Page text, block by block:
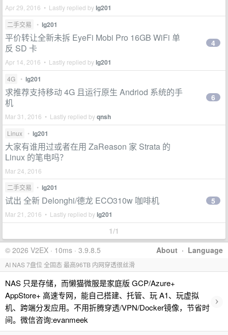
Apr 29, 2016 • Lastly replied bylg201
二手交易 • lg201
平价转让全新未拆 EyeFi Mobi Pro 16GB WiFi 单
反 SD 卡
Apr 14, 2016 • Lastly replied bylg201
4
4G • lg201
求推荐支持移动 4G 且运行原生 Andriod 系统的手
机
Mar 31, 2016 • Lastly replied byqnsh
6
Linux • lg201
大家有谁用过或者在用 ZaReason 家 Strata 的
Linux 的笔电吗？
Mar 24, 2016
二手交易
• lg201
试出 全新 Delonghi/德龙 ECO310w 咖啡机
Mar 21, 2016 • Lastly replied bylg201
5
1/1
About · Language
© 2026 V2EX · 10ms · 3.9.8.5
AI NAS 7盘位 全固态 最高96TB 内网穿透很丝滑
NAS 只是存储，而懒猫微服是家庭版 GCP/Azure+
AppStore+ 高速专网，能自己搭建、托管、玩 A1、玩虚拟
机、跨端分发应用。不用折腾穿透/VPN/Docker镜像，节省时
间。微信咨询:evanmeek
›